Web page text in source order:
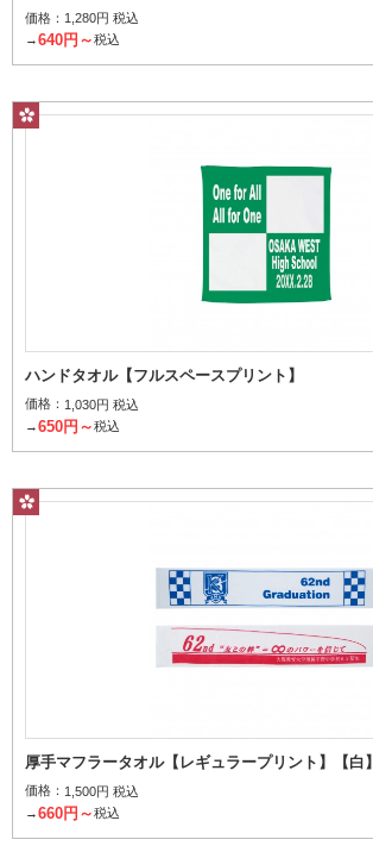
価格： 1,280円 税込
→640円～税込
ハンドタオル【フルスペースプリント】
価格： 1,030円 税込
→650円～税込
厚手マフラータオル【レギュラープリント】【白】
価格： 1,500円 税込
→660円～税込